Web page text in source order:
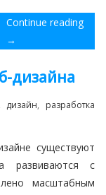
Continue reading
→
дизайна
, дизайн, разработка
существуют
развиваются с
масштабным